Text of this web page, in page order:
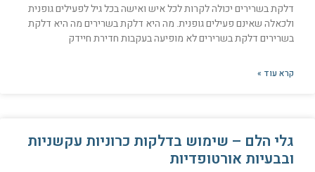
דלקת בשרירים יכולה לקרות לכל איש ואישה בכל גיל לפעילים גופנית
ולכאלה שאינם פעילים גופנית. מה היא דלקת בשרירים מה היא דלקת
בשרירים דלקת בשרירים לא מופיעה בעקבות חדירת חיידק
קרא עוד »
גלי הלם – שימוש בדלקות כרוניות עקשניות
ובבעיות אורטופדיות